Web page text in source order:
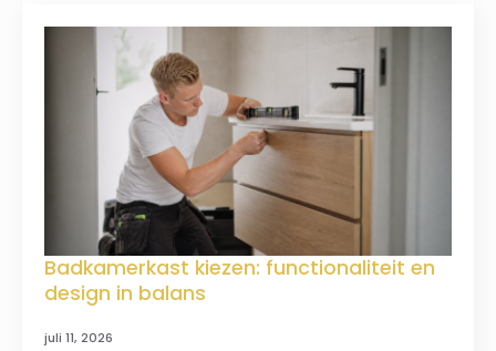
Badkamerkast kiezen: functionaliteit en
design in balans
juli 11, 2026